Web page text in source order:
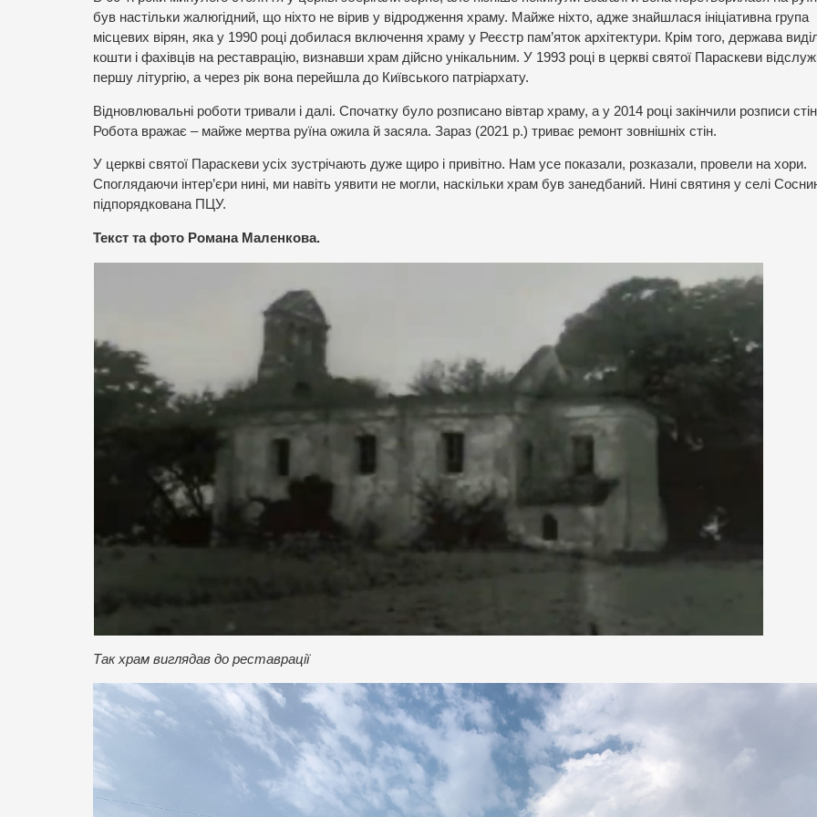
був настільки жалюгідний, що ніхто не вірив у відродження храму. Майже ніхто, адже знайшлася ініціативна група
місцевих вірян, яка у 1990 році добилася включення храму у Реєстр пам’яток архітектури. Крім того, держава
кошти і фахівців на реставрацію, визнавши храм дійсно унікальним. У 1993 році в церкві святої Параскеви
першу літургію, а через рік вона перейшла до Київського патріархату.
Відновлювальні роботи тривали і далі. Спочатку було розписано вівтар храму, а у 2014 році закінчили розписи
Робота вражає – майже мертва руїна ожила й засяла. Зараз (2021 р.) триває ремонт зовнішніх стін.
У церкві святої Параскеви усіх зустрічають дуже щиро і привітно. Нам усе показали, розказали, провели на хори.
Споглядаючи інтер’єри нині, ми навіть уявити не могли, наскільки храм був занедбаний. Нині святиня у селі
підпорядкована ПЦУ.
Текст та фото Романа Маленкова.
Так храм виглядав до реставрації